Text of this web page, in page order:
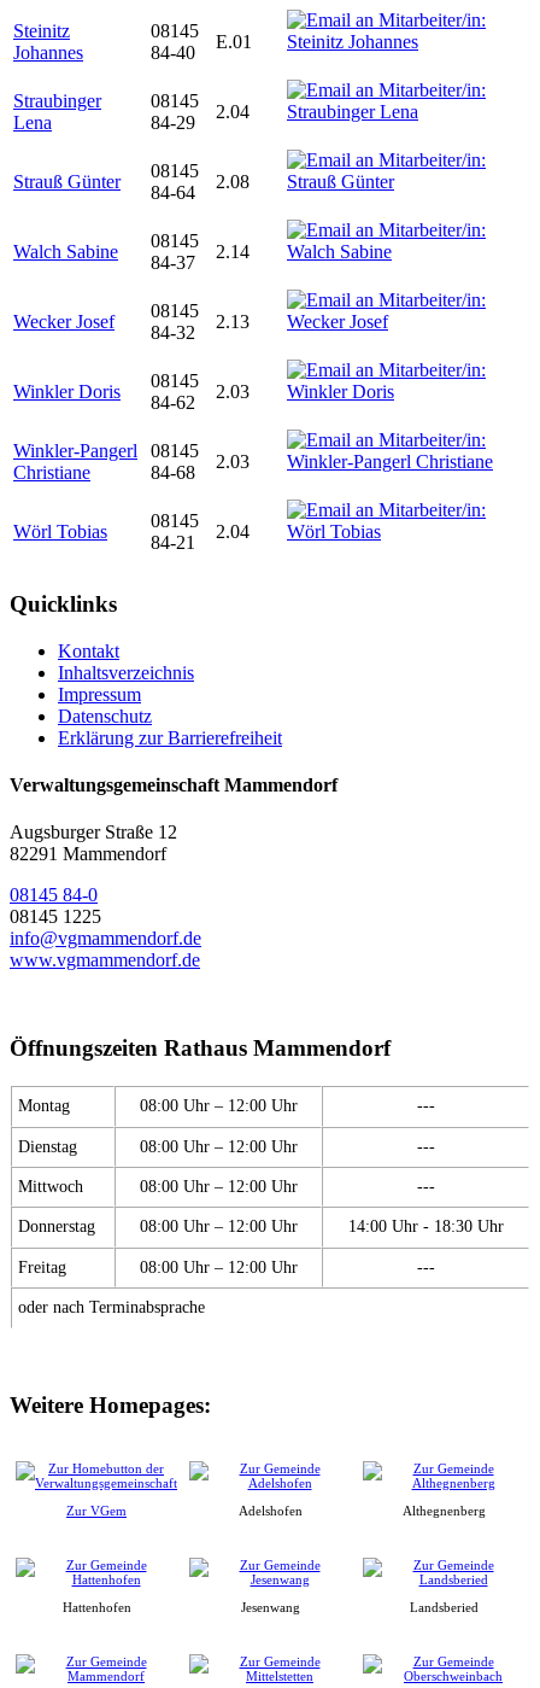
Steinitz
Johannes
08145
84-40
E.01
Straubinger
Lena
08145
84-29
2.04
Strauß Günter
08145
84-64
2.08
Walch Sabine
08145
84-37
2.14
Wecker Josef
08145
84-32
2.13
Winkler Doris
08145
84-62
2.03
Winkler-Pangerl
Christiane
08145
84-68
2.03
Wörl Tobias
08145
84-21
2.04
Quicklinks
Kontakt
Inhaltsverzeichnis
Impressum
Datenschutz
Erklärung zur Barrierefreiheit
Verwaltungsgemeinschaft Mammendorf
Augsburger Straße 12
82291 Mammendorf
08145 84-0
08145 1225
info@vgmammendorf.de
www.vgmammendorf.de
Öffnungszeiten Rathaus Mammendorf
Montag 08:00 Uhr – 12:00 Uhr ---
Dienstag 08:00 Uhr – 12:00 Uhr ---
Mittwoch 08:00 Uhr – 12:00 Uhr ---
Donnerstag 08:00 Uhr – 12:00 Uhr 14:00 Uhr - 18:30 Uhr
Freitag 08:00 Uhr – 12:00 Uhr ---
oder nach Terminabsprache
Weitere Homepages:
Zur VGem Adelshofen Althegnenberg
Hattenhofen Jesenwang Landsberied